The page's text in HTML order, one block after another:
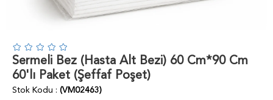
Sermeli Bez (Hasta Alt Bezi) 60 Cm*90 Cm
60'lı Paket (Şeffaf Poşet)
Stok Kodu
(VM02463)